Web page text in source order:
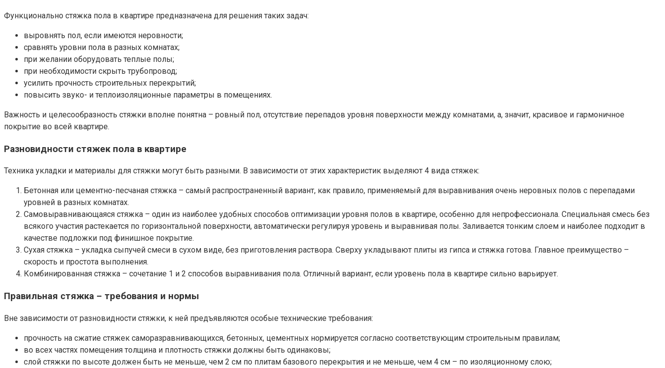
Функционально стяжка пола в квартире предназначена для решения таких задач:
выровнять пол, если имеются неровности;
сравнять уровни пола в разных комнатах;
при желании оборудовать теплые полы;
при необходимости скрыть трубопровод;
усилить прочность строительных перекрытий;
повысить звуко- и теплоизоляционные параметры в помещениях.
Важность и целесообразность стяжки вполне понятна – ровный пол, отсутствие перепадов уровня поверхности между комнатами, а, значит, красивое и гармоничное
покрытие во всей квартире.
Разновидности стяжек пола в квартире
Техника укладки и материалы для стяжки могут быть разными. В зависимости от этих характеристик выделяют 4 вида стяжек:
Бетонная или цементно-песчаная стяжка – самый распространенный вариант, как правило, применяемый для выравнивания очень неровных полов с перепадами
уровней в разных комнатах.
Самовыравнивающаяся стяжка – один из наиболее удобных способов оптимизации уровня полов в квартире, особенно для непрофессионала. Специальная смесь без
всякого участия растекается по горизонтальной поверхности, автоматически регулируя уровень и выравнивая полы. Заливается тонким слоем и наиболее подходит в
качестве подложки под финишное покрытие.
Сухая стяжка – укладка сыпучей смеси в сухом виде, без приготовления раствора. Сверху укладывают плиты из гипса и стяжка готова. Главное преимущество –
скорость и простота выполнения.
Комбинированная стяжка – сочетание 1 и 2 способов выравнивания пола. Отличный вариант, если уровень пола в квартире сильно варьирует.
Правильная стяжка – требования и нормы
Вне зависимости от разновидности стяжки, к ней предъявляются особые технические требования:
прочность на сжатие стяжек саморазравнивающихся, бетонных, цементных нормируется согласно соответствующим строительным правилам;
во всех частях помещения толщина и плотность стяжки должны быть одинаковы;
слой стяжки по высоте должен быть не меньше, чем 2 см по плитам базового перекрытия и не меньше, чем 4 см – по изоляционному слою;